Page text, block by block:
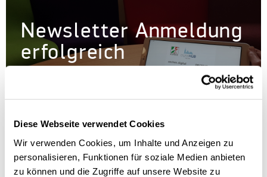
Diese Webseite verwendet Cookies
Wir verwenden Cookies, um Inhalte und Anzeigen zu
personalisieren, Funktionen für soziale Medien anbieten
zu können und die Zugriffe auf unsere Website zu
Newsletter Anmeldung
erfolgreich